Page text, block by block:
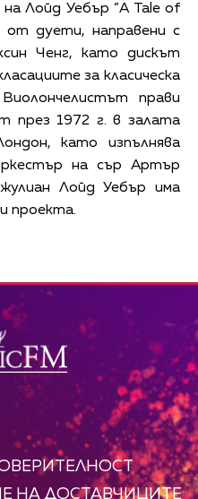
Лойд Уебър ”A Tale of
от дуети, направени с
Ченг, като дискът
за класическа
прави
през 1972 г. в залата
като изпълнява
на сър Артър
Лойд Уебър има
проекта.
НА ДОСТАВЧИЦИТЕ